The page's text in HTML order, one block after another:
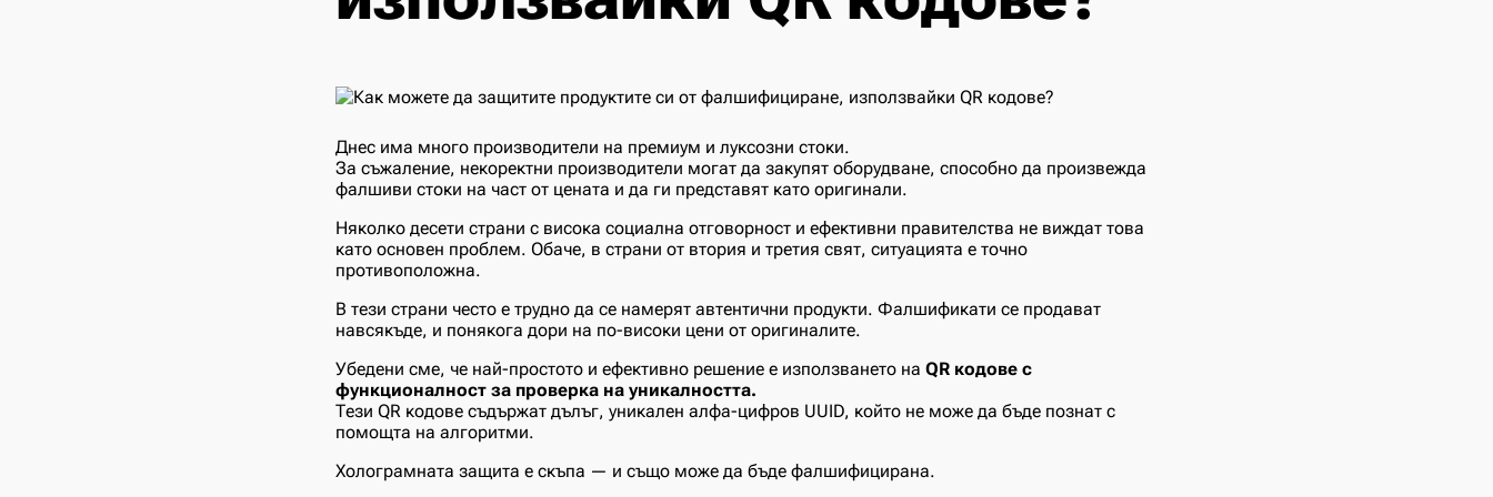
Днес има много производители на премиум и луксозни стоки.
За съжаление, некоректни производители могат да закупят оборудване, способно да произвежда
фалшиви стоки на част от цената и да ги представят като оригинали.
Няколко десети страни с висока социална отговорност и ефективни правителства не виждат това
като основен проблем. Обаче, в страни от втория и третия свят, ситуацията е точно
противоположна.
В тези страни често е трудно да се намерят автентични продукти. Фалшификати се продават
навсякъде, и понякога дори на по-високи цени от оригиналите.
Убедени сме, че най-простото и ефективно решение е използването на QR кодове с
функционалност за проверка на уникалността.
Тези QR кодове съдържат дълъг, уникален алфа-цифров UUID, който не може да бъде познат с
помощта на алгоритми.
Холограмната защита е скъпа — и също може да бъде фалшифицирана.